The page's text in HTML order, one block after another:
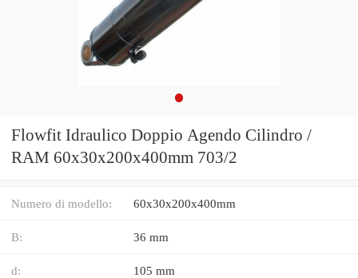
Flowfit Idraulico Doppio Agendo Cilindro /
RAM 60x30x200x400mm 703/2
Numero di modello: 60x30x200x400mm
B: 36 mm
d: 105 mm